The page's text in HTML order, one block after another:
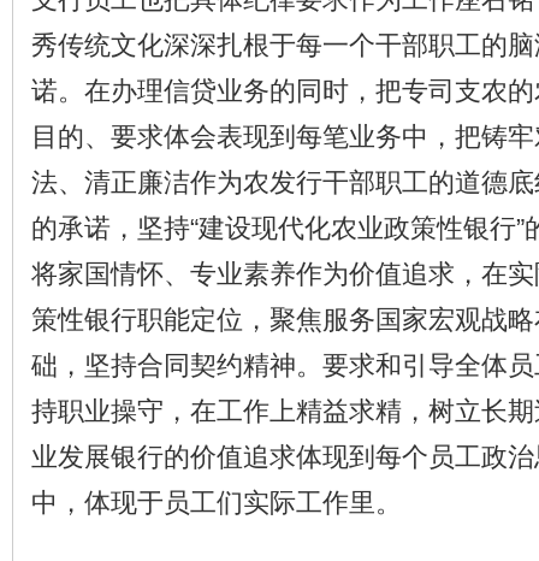
秀传统文化深深扎根于每一个干部职工的
诺。在办理信贷业务的同时，把专司支农
目的、要求体会表现到每笔业务中，把铸
法、清正廉洁作为农发行干部职工的道德
的承诺，坚持“建设现代化农业政策性银行
将家国情怀、专业素养作为价值追求，在
策性银行职能定位，聚焦服务国家宏观战
础，坚持合同契约精神。要求和引导全体
持职业操守，在工作上精益求精，树立长
业发展银行的价值追求体现到每个员工政
中，体现于员工们实际工作里。